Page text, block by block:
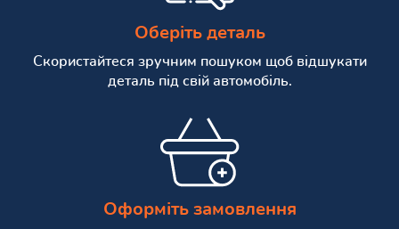
Оберіть деталь
Скористайтеся зручним пошуком щоб відшукати
деталь під свій автомобіль.
Оформіть замовлення